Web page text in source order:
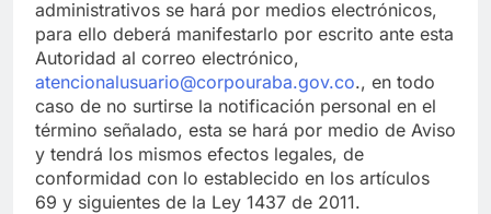
administrativos se hará por medios electrónicos,
para ello deberá manifestarlo por escrito ante esta
Autoridad al correo electrónico,
atencionalusuario@corpouraba.gov.co., en todo
caso de no surtirse la notificación personal en el
término señalado, esta se hará por medio de Aviso
y tendrá los mismos efectos legales, de
conformidad con lo establecido en los artículos
69 y siguientes de la Ley 1437 de 2011.